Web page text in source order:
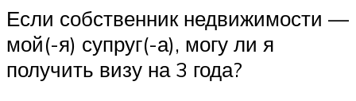
Если собственник недвижимости —
мой(-я) супруг(-а), могу ли я
получить визу на 3 года?